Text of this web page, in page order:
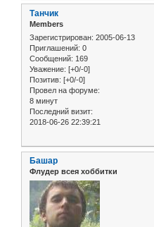
Танчик
Members
Зарегистрирован: 2005-06-13
Приглашений: 0
Сообщений: 169
Уважение: [+0/-0]
Позитив: [+0/-0]
Провел на форуме:
8 минут
Последний визит:
2018-06-26 22:39:21
Башар
Флудер всея хоббитки